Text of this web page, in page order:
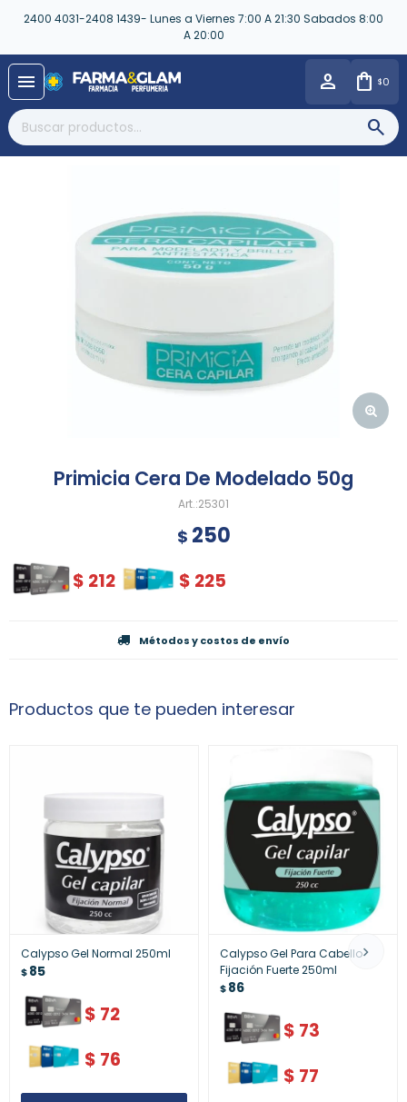
2400 4031-2408 1439- Lunes a Viernes 7:00 A 21:30 Sabados 8:00
A 20:00
menu $0
Primicia Cera De Modelado 50g
25301
$ 250
$ 212 $ 225
Métodos y costos de envío
Productos que te pueden interesar
Calypso Gel Normal 250ml
$85
$ 72
$ 76
Calypso Gel Para Cabello
Fijación Fuerte 250ml
$86
$ 73
$ 77